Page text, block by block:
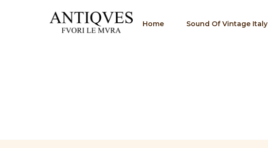
Home Sound Of Vintage Italy